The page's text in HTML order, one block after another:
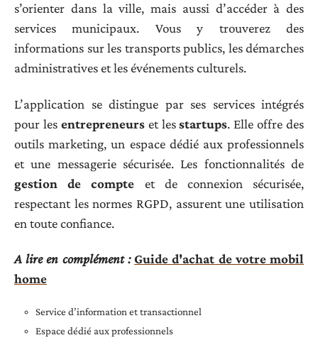
s’orienter dans la ville, mais aussi d’accéder à des
services municipaux. Vous y trouverez des
informations sur les transports publics, les démarches
administratives et les événements culturels.
L’application se distingue par ses services intégrés
pour les entrepreneurset lesstartups. Elle offre des
outils marketing, un espace dédié aux professionnels
et une messagerie sécurisée. Les fonctionnalités de
gestion de compte et de connexion sécurisée,
respectant les normes RGPD, assurent une utilisation
en toute confiance.
A lire en complément : Guide d'achat de votre mobil
home
Service d’information et transactionnel
Espace dédié aux professionnels